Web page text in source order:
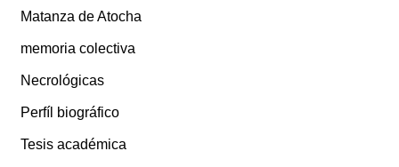
Matanza de Atocha
memoria colectiva
Necrológicas
Perfíl biográfico
Tesis académica